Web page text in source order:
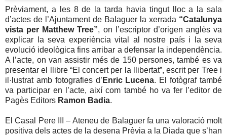
Prèviament, a les 8 de la tarda havia tingut lloc a la sala
d’actes de l’Ajuntament de Balaguer la xerrada “Catalunya
vista per Matthew Tree”, on l’escriptor d’origen anglès va
explicar la seva experiència vital al nostre país i la seva
evolució ideològica fins arribar a defensar la independència.
A l’acte, on van assistir més de 150 persones, també es va
presentar el llibre “El concert per la llibertat”, escrit per Tree i
il·lustrat amb fotografies d’ Enric Lucena. El fotògraf també
va participar en l’acte, així com també ho va fer l’editor de
Pagès Editors Ramon Badia.
El Casal Pere III – Ateneu de Balaguer fa una valoració molt
positiva dels actes de la desena Prèvia a la Diada que s’han